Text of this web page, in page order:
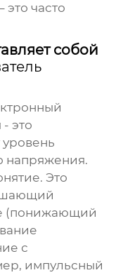
это часто
собой
- это
уровень
напряжения.
Это
(понижающий
с
импульсный